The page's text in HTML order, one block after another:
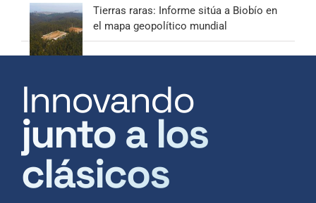
Tierras raras: Informe sitúa a Biobío en
el mapa geopolítico mundial
Innovando
junto a los
clásicos